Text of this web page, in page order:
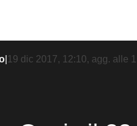
19 dic 2017, 12:10, agg. alle